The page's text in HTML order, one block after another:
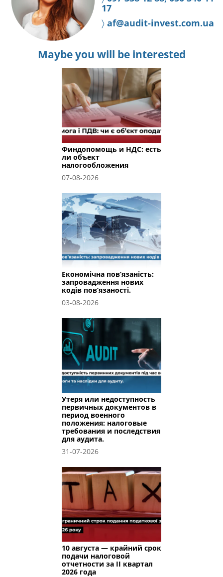
17
〉 af@audit-invest.com.ua
Maybe you will be interested
Финдопомощь и НДС: есть
ли объект
налогообложения
07-08-2026
Економічна пов’язаність:
запровадження нових
кодів пов’язаності.
03-08-2026
Утеря или недоступность
первичных документов в
период военного
положения: налоговые
требования и последствия
для аудита.
31-07-2026
10 августа — крайний срок
подачи налоговой
отчетности за II квартал
2026 года